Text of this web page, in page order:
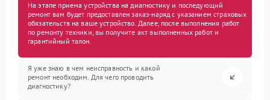
На этапе приема устройства на диагностику и последующий
ремонт вам будет предоставлен заказ-наряд с указанием страховых
обязательств на ваше устройство. Далее, после выполнения работ
по ремонту техники, вы получите акт выполненных работ и
гарантийный талон.
Я уже знаю в чем неисправность и какой
ремонт необходим. Для чего проводить
диагностику?